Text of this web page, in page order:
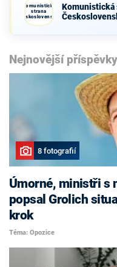
Komunistická
strana
Československa
Komunistická
Nejnovější
8 fotografií
Úmorné, ministři s
popsal Grolich
krok
Téma: Opozice